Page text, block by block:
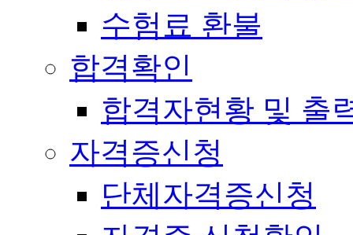
수험료 환불
합격확인
합격자현황 및 출
자격증신청
단체자격증신청